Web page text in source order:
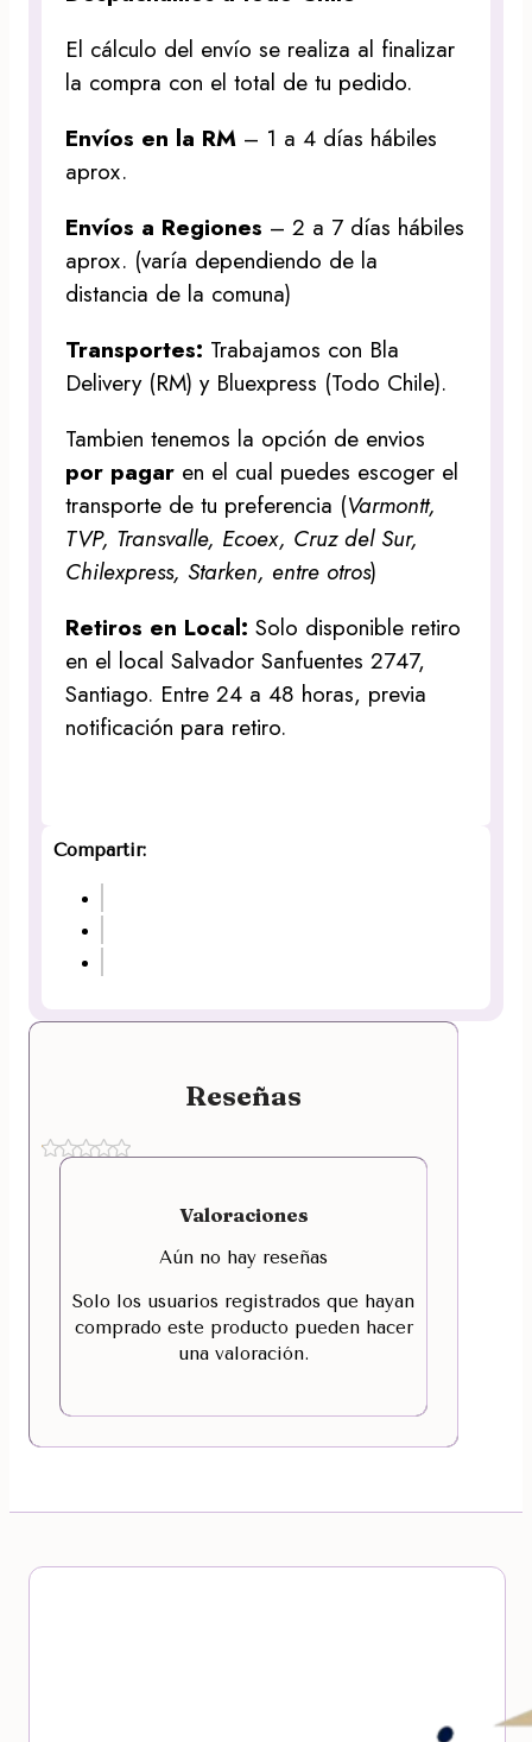
El cálculo del envío se realiza al finalizar
la compra con el total de tu pedido.
Envíos en la RM – 1 a 4 días hábiles
aprox.
Envíos a Regiones – 2 a 7 días hábiles
aprox. (varía dependiendo de la
distancia de la comuna)
Transportes: Trabajamos con Bla
Delivery (RM) y Bluexpress (Todo Chile).
Tambien tenemos la opción de envios
por pagar en el cual puedes escoger el
transporte de tu preferencia (Varmontt,
TVP, Transvalle, Ecoex, Cruz del Sur,
Chilexpress, Starken, entre otros)
Retiros en Local:Solo disponible retiro
en el local Salvador Sanfuentes 2747,
Santiago. Entre 24 a 48 horas, previa
notificación para retiro.
Compartir:
Reseñas
Valoraciones
Aún no hay reseñas
Solo los usuarios registrados que hayan
comprado este producto pueden hacer
una valoración.